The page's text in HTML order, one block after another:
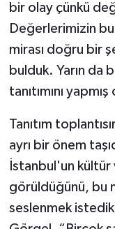
bir olay çünkü
Değerlerimizin
mirası doğru bir
bulduk. Yarın da
tanıtımını
Tanıtım
ayrı bir önem
İstanbul'un
görüldüğünü, bu
seslenmek